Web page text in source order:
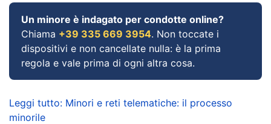
Un minore è indagato per condotte online?
Chiama +39 335 669 3954. Non toccate i
dispositivi e non cancellate nulla: è la prima
regola e vale prima di ogni altra cosa.
Leggi tutto: Minori e reti telematiche: il processo
minorile